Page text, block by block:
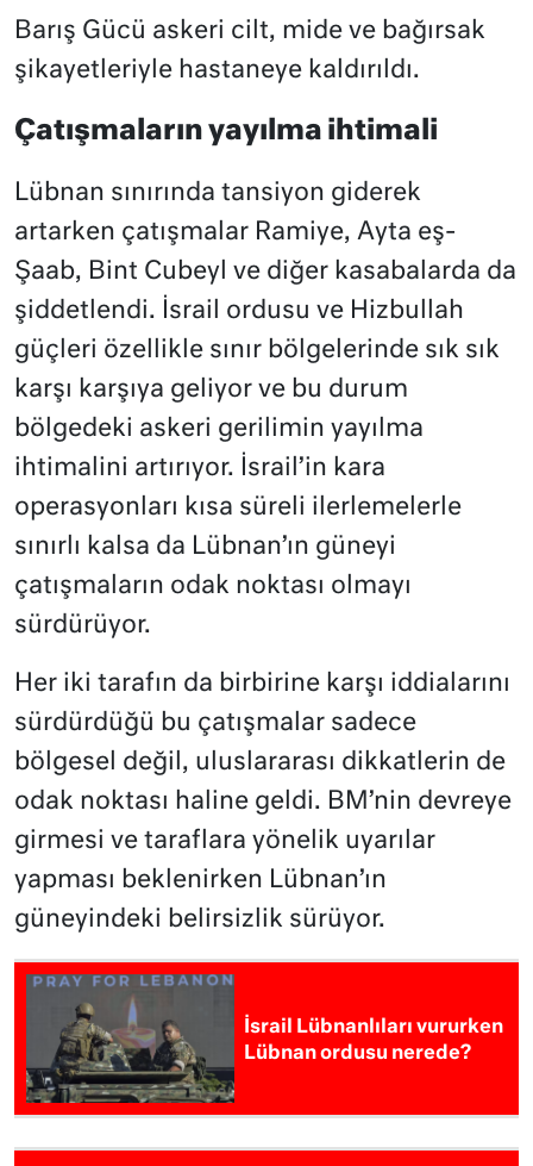
Barış Gücü askeri cilt, mide ve bağırsak
şikayetleriyle hastaneye kaldırıldı.
Çatışmaların yayılma ihtimali
Lübnan sınırında tansiyon giderek
artarken çatışmalar Ramiye, Ayta eş-
Şaab, Bint Cubeyl ve diğer kasabalarda da
şiddetlendi. İsrail ordusu ve Hizbullah
güçleri özellikle sınır bölgelerinde sık sık
karşı karşıya geliyor ve bu durum
bölgedeki askeri gerilimin yayılma
ihtimalini artırıyor. İsrail’in kara
operasyonları kısa süreli ilerlemelerle
sınırlı kalsa da Lübnan’ın güneyi
çatışmaların odak noktası olmayı
sürdürüyor.
Her iki tarafın da birbirine karşı iddialarını
sürdürdüğü bu çatışmalar sadece
bölgesel değil, uluslararası dikkatlerin de
odak noktası haline geldi. BM’nin devreye
girmesi ve taraflara yönelik uyarılar
yapması beklenirken Lübnan’ın
güneyindeki belirsizlik sürüyor.
İsrail Lübnanlıları vururken
Lübnan ordusu nerede?